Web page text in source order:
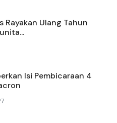
Rayakan Ulang Tahun
Isi Pembicaraan 4